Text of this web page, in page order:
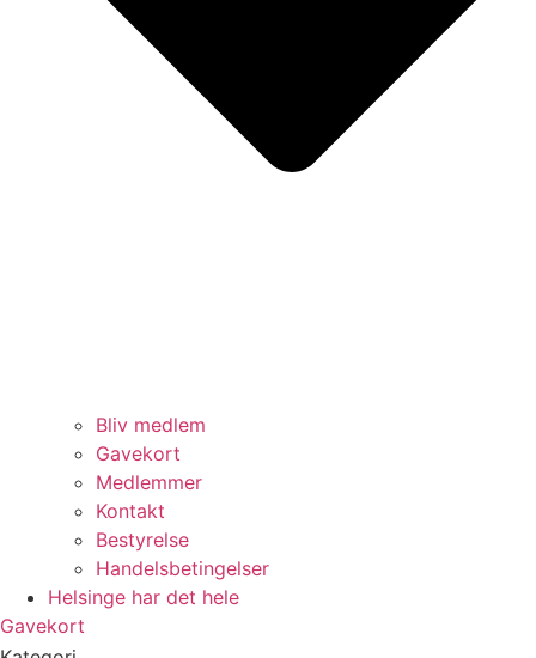
Bliv medlem
Gavekort
Medlemmer
Kontakt
Bestyrelse
Handelsbetingelser
Helsinge har det hele
Gavekort